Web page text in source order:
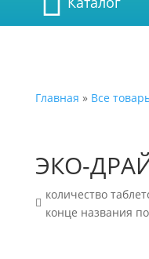
Главная » Все
ЭКО-

количество
конце названия